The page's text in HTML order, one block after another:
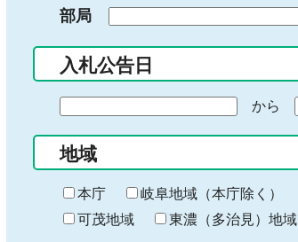
入
力
部局
入札公告日
の
始
ま
り
から
地域
本庁 岐阜地域（本庁除く）
可茂地域
東濃（多治見）地域